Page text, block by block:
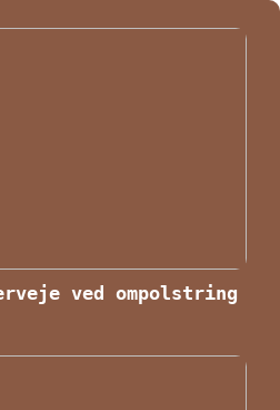
ved ompolstring